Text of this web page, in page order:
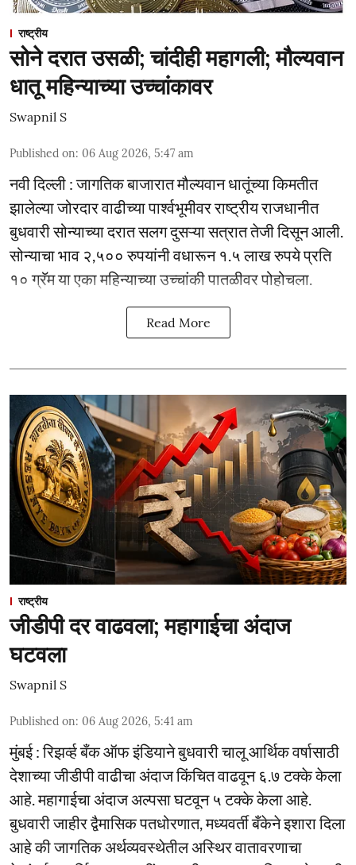
राष्ट्रीय
सोने दरात उसळी; चांदीही महागली; मौल्यवान
धातू महिन्याच्या उच्चांकावर
Swapnil S
Published on: 06 Aug 2026, 5:47 am
नवी दिल्ली : जागतिक बाजारात मौल्यवान धातूंच्या किमतीत
झालेल्या जोरदार वाढीच्या पार्श्वभूमीवर राष्ट्रीय राजधानीत
बुधवारी सोन्याच्या दरात सलग दुसऱ्या सत्रात तेजी दिसून आली.
सोन्याचा भाव २,५०० रुपयांनी वधारून १.५ लाख रुपये प्रति
१० ग्रॅम या एका महिन्याच्या उच्चांकी पातळीवर पोहोचला.
Read More
राष्ट्रीय
जीडीपी दर वाढवला; महागाईचा अंदाज
घटवला
Swapnil S
Published on: 06 Aug 2026, 5:41 am
मुंबई : रिझर्व्ह बँक ऑफ इंडियाने बुधवारी चालू आर्थिक वर्षासाठी
देशाच्या जीडीपी वाढीचा अंदाज किंचित वाढवून ६.७ टक्के केला
आहे. महागाईचा अंदाज अल्पसा घटवून ५ टक्के केला आहे.
बुधवारी जाहीर द्वैमासिक पतधोरणात, मध्यवर्ती बँकेने इशारा दिला
आहे की जागतिक अर्थव्यवस्थेतील अस्थिर वातावरणाचा